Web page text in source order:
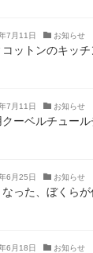
7月11日 お知らせ
コットンのキッ
7月11日 お知らせ
ーベルチュー
6月25日 お知らせ
なった、ぼくら
6月18日 お知らせ